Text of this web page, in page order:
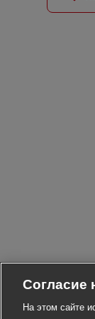
Согласие
На этом сайте